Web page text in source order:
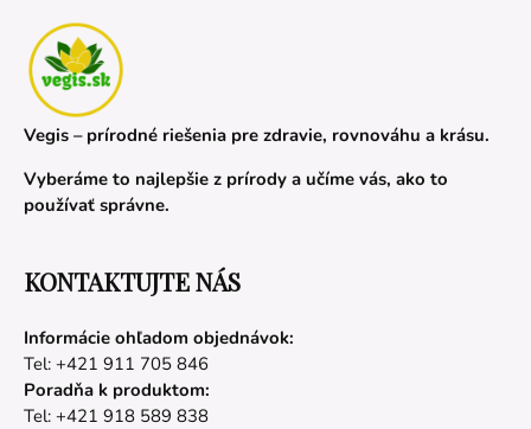
Vegis – prírodné riešenia pre zdravie, rovnováhu a krásu.
Vyberáme to najlepšie z prírody a učíme vás, ako to
používať správne.
KONTAKTUJTE NÁS
Informácie ohľadom objednávok:
Tel: +421 911 705 846
Poradňa k produktom:
Tel: +421 918 589 838